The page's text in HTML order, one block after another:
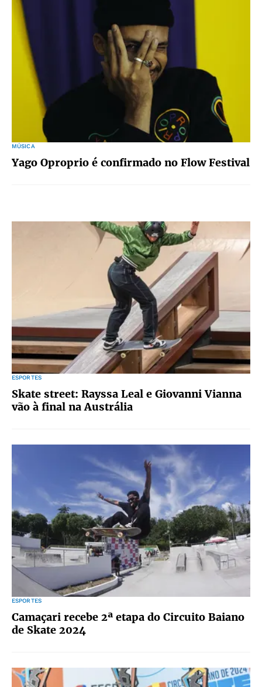
MÚSICA
Yago Oproprio é confirmado no Flow Festival
ESPORTES
Skate street: Rayssa Leal e Giovanni Vianna
vão à final na Austrália
ESPORTES
Camaçari recebe 2ª etapa do Circuito Baiano
de Skate 2024